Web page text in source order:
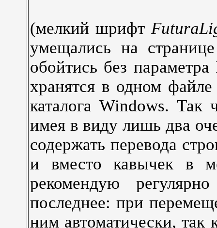
(мелкий шрифт
умещались на
обойтись без
хранятся в одном
каталога Windows. Так
имея в виду лишь два
содержать перевода
и вместо кавычек в
рекомендую
последнее: при
ним автоматически,